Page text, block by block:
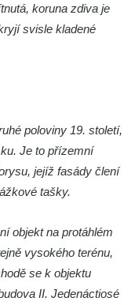
koruna zdiva je
svisle kladené
poloviny 19. století,
Je to přízemní
jejíž fasády člení
tašky.
objekt na protáhlém
vysokého terénu,
se k objektu
II. Jedenáctiosé